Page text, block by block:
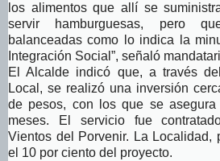
los alimentos que allí se
servir hamburguesas, pero
balanceadas como lo indica la
Integración Social”, señaló
El Alcalde indicó que, a través
Local, se realizó una inversión
de pesos, con los que se
meses. El servicio fue
Vientos del Porvenir. La Localidad,
el 10 por ciento del proyecto.